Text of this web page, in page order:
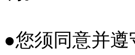
●您须同意并